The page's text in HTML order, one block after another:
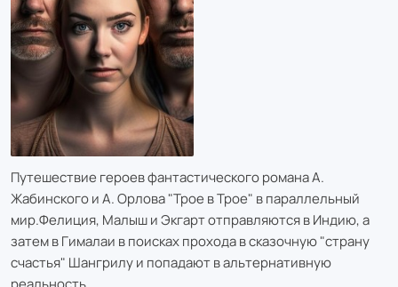
Путешествие героев фантастического романа А.
Жабинского и А. Орлова "Трое в Трое" в параллельный
мир.Фелиция, Малыш и Экгарт отправляются в Индию, а
затем в Гималаи в поисках прохода в сказочную "страну
счастья" Шангрилу и попадают в альтернативную